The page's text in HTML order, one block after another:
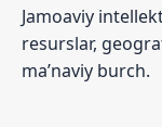
Jamoaviy
resurslar,
ma’naviy burch.